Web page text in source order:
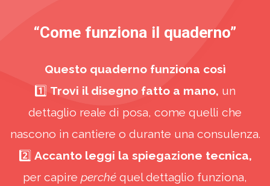
“Come funziona il quaderno”
Questo quaderno funziona così
1️⃣ Trovi il disegno fatto a mano, un
dettaglio reale di posa, come quelli che
nascono in cantiere o durante una consulenza.
2️⃣ Accanto leggi la spiegazione tecnica,
per capire perché quel dettaglio funziona,